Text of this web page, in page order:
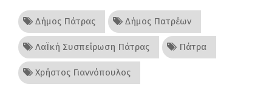
Δήμος Πάτρας Δήμος Πατρέων
ΛαΪκή Συσπείρωση Πάτρας Πάτρα
Χρήστος Γιαννόπουλος